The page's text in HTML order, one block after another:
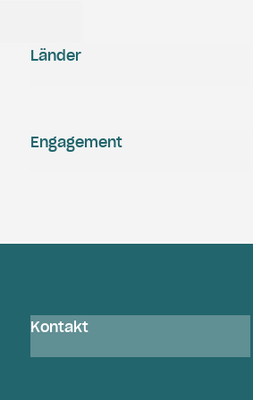
Engagement
Länder
Kontakt